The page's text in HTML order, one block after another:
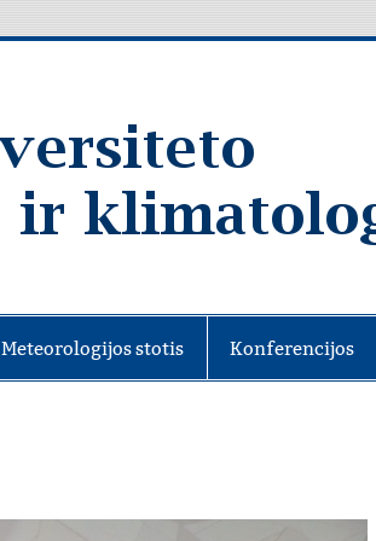
Meteorologijos stotis Konferencijos